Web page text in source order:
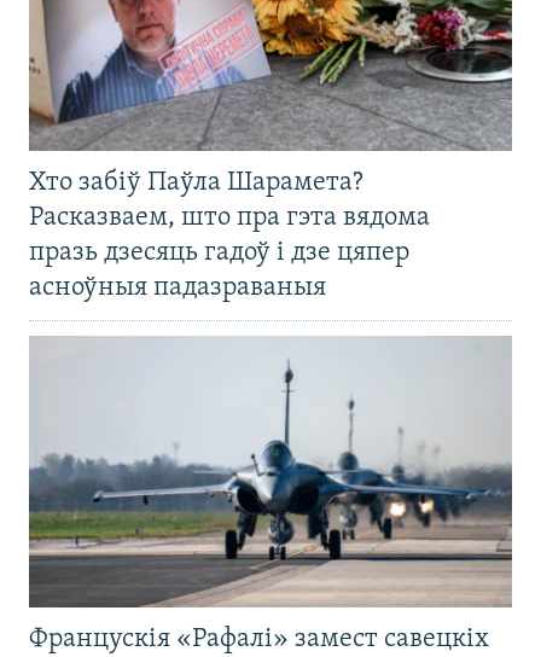
Хто забіў Паўла Шарамета?
Расказваем, што пра гэта вядома
празь дзесяць гадоў і дзе цяпер
асноўныя падазраваныя
Францускія «Рафалі» замест савецкіх